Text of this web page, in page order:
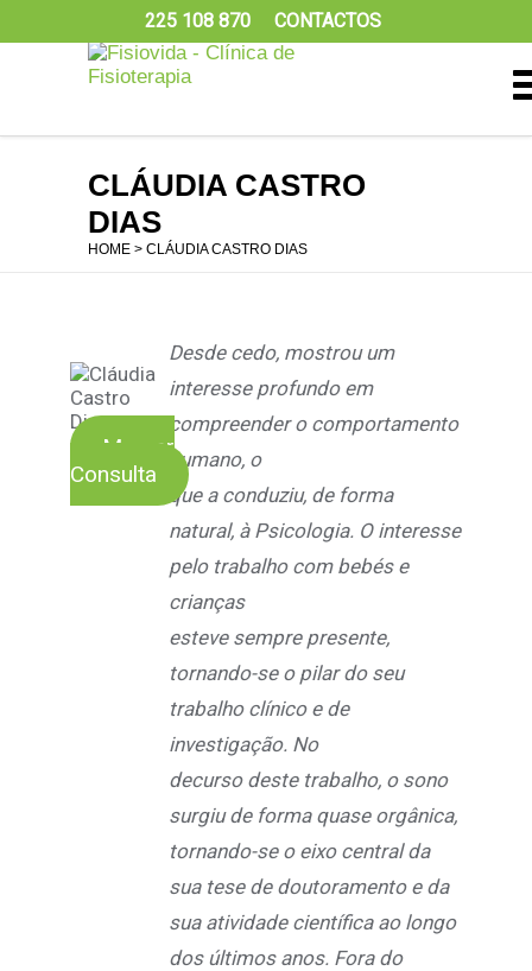
225 108 870 CONTACTOS
CLÁUDIA CASTRO
DIAS
HOME > CLÁUDIA CASTRO DIAS
Marcar
Consulta
Desde cedo, mostrou um
interesse profundo em
compreender o comportamento
humano, o
que a conduziu, de forma
natural, à Psicologia. O interesse
pelo trabalho com bebés e
crianças
esteve sempre presente,
tornando-se o pilar do seu
trabalho clínico e de
investigação. No
decurso deste trabalho, o sono
surgiu de forma quase orgânica,
tornando-se o eixo central da
sua tese de doutoramento e da
sua atividade científica ao longo
dos últimos anos. Fora do